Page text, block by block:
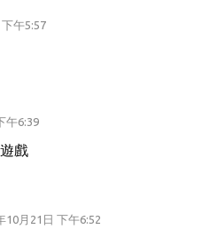
午5:57
午6:39
戲
10月21日 下午6:52